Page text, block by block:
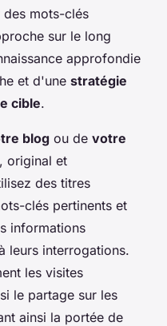
des mots-clés
sur le long
approfondie
et d'une stratégie
cible.
blog ou de votre
original et
des titres
clés pertinents et
informations
leurs interrogations.
les visites
le partage sur les
ainsi la portée de